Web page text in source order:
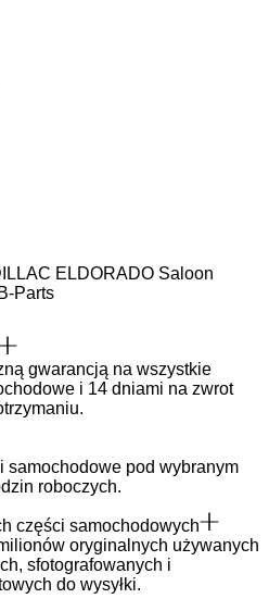
ELDORADO Saloon
Parts
gwarancją na wszystkie
i 14 dniami na zwrot
samochodowe pod wybranym
roboczych.
części samochodowych
oryginalnych używanych
sfotografowanych i
do wysyłki.